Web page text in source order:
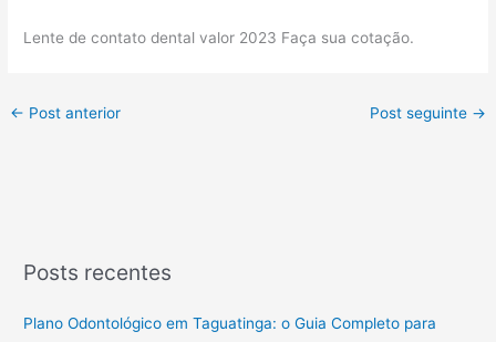
Lente de contato dental valor 2023 Faça sua cotação.
← Post anterior Post seguinte →
Posts recentes
Plano Odontológico em Taguatinga: o Guia Completo para